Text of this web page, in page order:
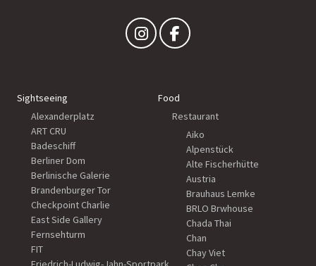
Sightseeing
Alexanderplatz
ART CRU
Badeschiff
Berliner Dom
Berlinische Galerie
Brandenburger Tor
Checkpoint Charlie
East Side Gallery
Fernsehturm
FIT
Food
Restaurant
Aiko
Alpenstück
Alte Fischerhütte
Austria
Brauhaus Lemke
BRLO Brwhouse
Chada Thai
Chan
Chay Viet